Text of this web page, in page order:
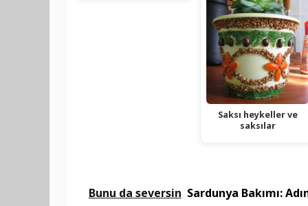
Saksı heykeller ve
saksılar
Bunu da seversin Sardunya Bakımı: